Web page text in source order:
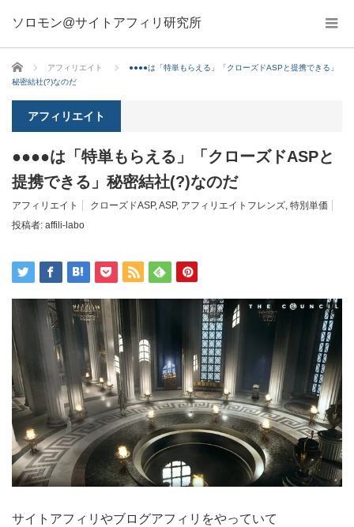
ソロモン@サイトアフィリ研究所
ホーム アフィリエイト
●●●●は「特単もらえる」「クローズドASPと提携できる」
秘密結社(?)なのだ
アフィリエイト
●●●●は「特単もらえる」「クローズドASPと
提携できる」秘密結社(?)なのだ
アフィリエイト クローズドASP,ASP, アフィリエイトフレンズ, 特別単価
投稿者: affili-labo
サイトアフィリやブログアフィリをやっていて